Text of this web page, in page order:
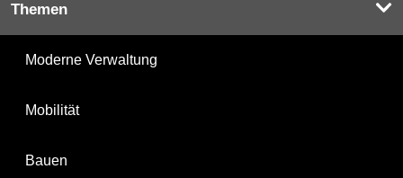
Themen
Moderne Verwaltung
Mobilität
Bauen